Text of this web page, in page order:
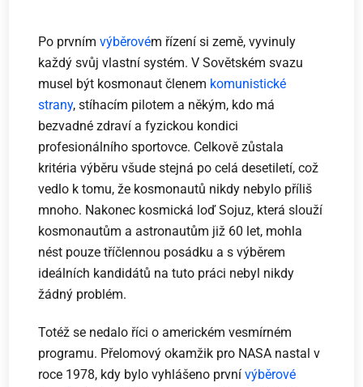
Po prvnímvýběrovém řízení si země, vyvinuly
každý svůj vlastní systém. V Sovětském svazu
musel být kosmonaut členem komunistické
strany, stíhacím pilotem a někým, kdo má
bezvadné zdraví a fyzickou kondici
profesionálního sportovce. Celkově zůstala
kritéria výběru všude stejná po celá desetiletí, což
vedlo k tomu, že kosmonautů nikdy nebylo příliš
mnoho. Nakonec kosmická loď Sojuz, která slouží
kosmonautům a astronautům již 60 let, mohla
nést pouze tříčlennou posádku a s výběrem
ideálních kandidátů na tuto práci nebyl nikdy
žádný problém.
Totéž se nedalo říci o americkém vesmírném
programu. Přelomový okamžik pro NASA nastal v
roce 1978, kdy bylo vyhlášeno prvnívýběrové